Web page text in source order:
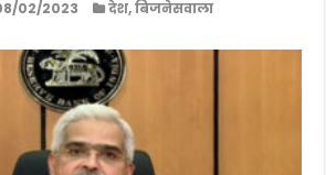
02/2023 देश,बिजनेसवाला